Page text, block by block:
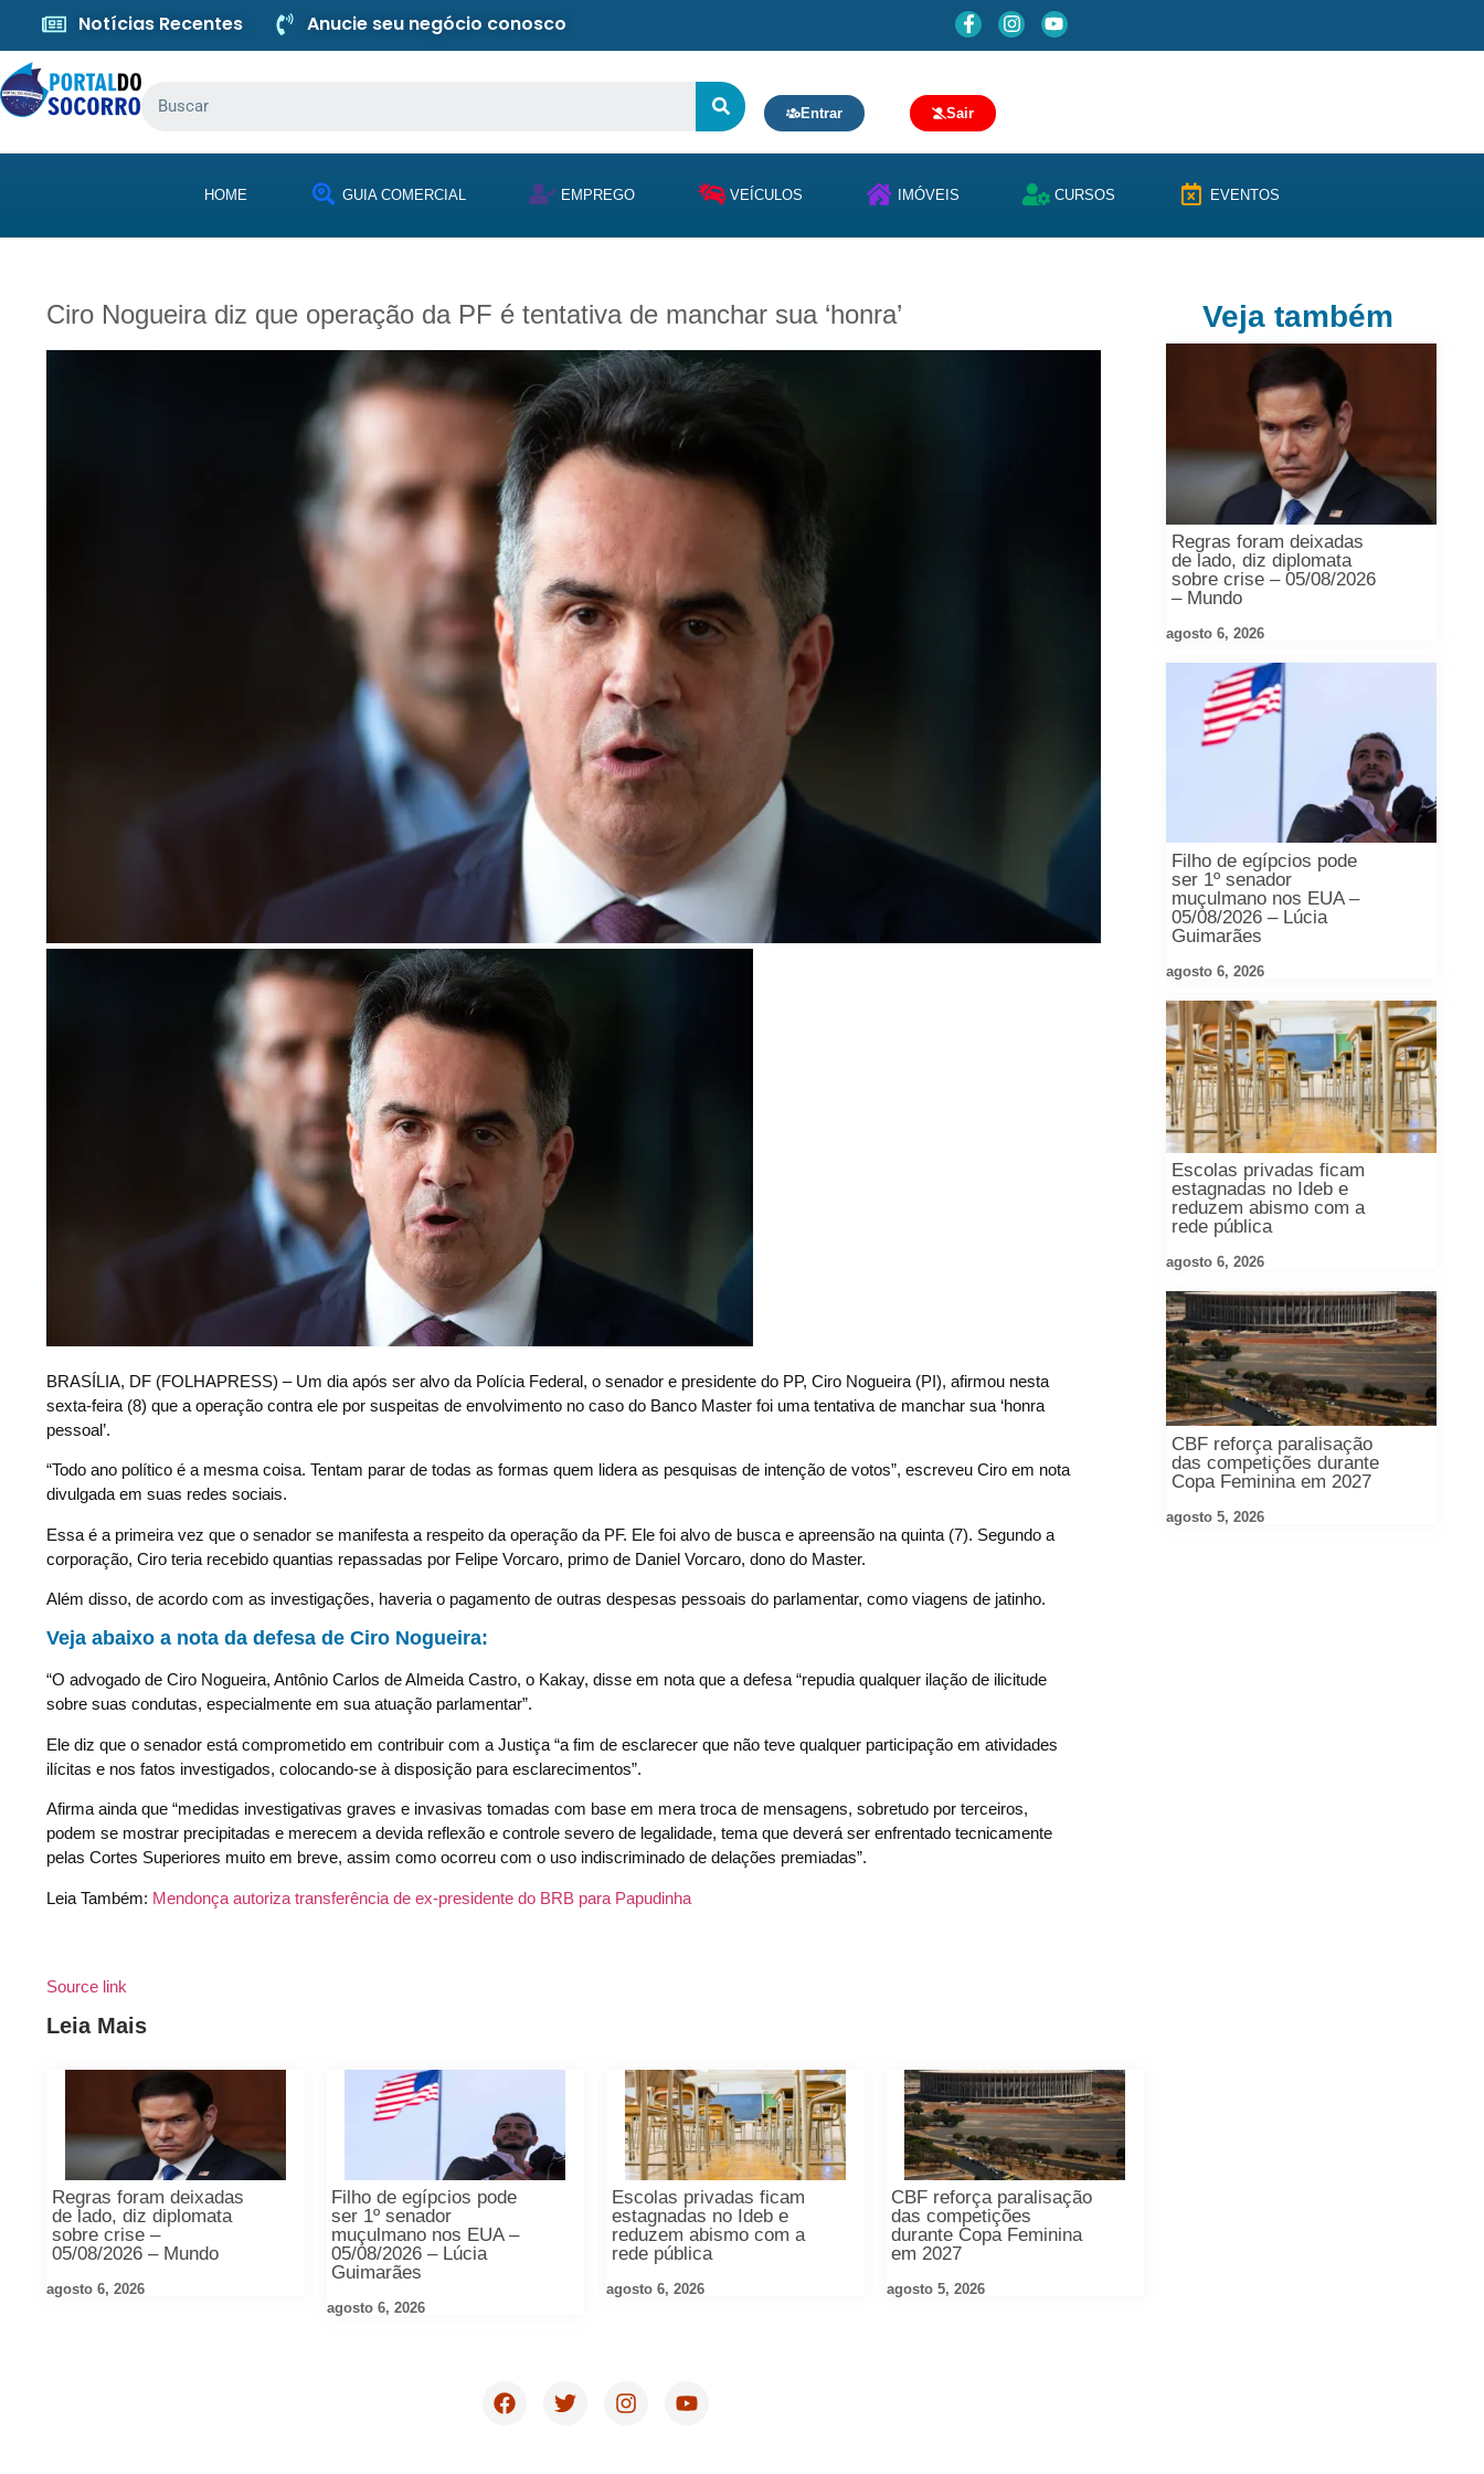
Notícias Recentes Anucie seu negócio conosco
Entrar Sair
HOME GUIA COMERCIAL EMPREGO VEÍCULOS IMÓVEIS CURSOS EVENTOS
Ciro Nogueira diz que operação da PF é tentativa de manchar sua ‘honra’
BRASÍLIA, DF (FOLHAPRESS) – Um dia após ser alvo da Polícia Federal, o senador e presidente do PP, Ciro Nogueira (PI), afirmou nesta
sexta-feira (8) que a operação contra ele por suspeitas de envolvimento no caso do Banco Master foi uma tentativa de manchar sua ‘honra
pessoal’.
“Todo ano político é a mesma coisa. Tentam parar de todas as formas quem lidera as pesquisas de intenção de votos”, escreveu Ciro em nota
divulgada em suas redes sociais.
Essa é a primeira vez que o senador se manifesta a respeito da operação da PF. Ele foi alvo de busca e apreensão na quinta (7). Segundo a
corporação, Ciro teria recebido quantias repassadas por Felipe Vorcaro, primo de Daniel Vorcaro, dono do Master.
Além disso, de acordo com as investigações, haveria o pagamento de outras despesas pessoais do parlamentar, como viagens de jatinho.
Veja abaixo a nota da defesa de Ciro Nogueira:
“O advogado de Ciro Nogueira, Antônio Carlos de Almeida Castro, o Kakay, disse em nota que a defesa “repudia qualquer ilação de ilicitude
sobre suas condutas, especialmente em sua atuação parlamentar”.
Ele diz que o senador está comprometido em contribuir com a Justiça “a fim de esclarecer que não teve qualquer participação em atividades
ilícitas e nos fatos investigados, colocando-se à disposição para esclarecimentos”.
Afirma ainda que “medidas investigativas graves e invasivas tomadas com base em mera troca de mensagens, sobretudo por terceiros,
podem se mostrar precipitadas e merecem a devida reflexão e controle severo de legalidade, tema que deverá ser enfrentado tecnicamente
pelas Cortes Superiores muito em breve, assim como ocorreu com o uso indiscriminado de delações premiadas”.
Leia Também: Mendonça autoriza transferência de ex-presidente do BRB para Papudinha
Source link
Leia Mais
Regras foram deixadas
de lado, diz diplomata
sobre crise –
05/08/2026 – Mundo
agosto 6, 2026
Filho de egípcios pode
ser 1º senador
muçulmano nos EUA –
05/08/2026 – Lúcia
Guimarães
agosto 6, 2026
Escolas privadas ficam
estagnadas no Ideb e
reduzem abismo com a
rede pública
agosto 6, 2026
CBF reforça paralisação
das competições
durante Copa Feminina
em 2027
agosto 5, 2026
Veja também
Regras foram deixadas
de lado, diz diplomata
sobre crise – 05/08/2026
– Mundo
agosto 6, 2026
Filho de egípcios pode
ser 1º senador
muçulmano nos EUA –
05/08/2026 – Lúcia
Guimarães
agosto 6, 2026
Escolas privadas ficam
estagnadas no Ideb e
reduzem abismo com a
rede pública
agosto 6, 2026
CBF reforça paralisação
das competições durante
Copa Feminina em 2027
agosto 5, 2026